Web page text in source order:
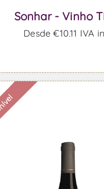
Sonhar - Vinho
Desde €10,11 IVA